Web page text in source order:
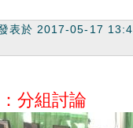
表於 2017-05-17
分組討論